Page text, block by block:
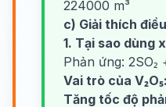
224000 m³
c) Giải thích
1. Tại sao dùng
Phản ứng: 2SO₂
Vai trò của V₂O₅:
Tăng tốc độ